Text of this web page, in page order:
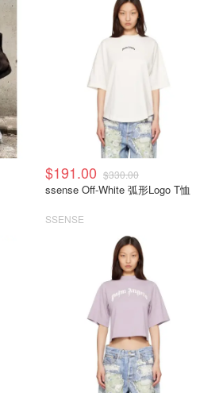
$191.00 $330.00
ssense Off-White 弧形Logo T恤
SSENSE